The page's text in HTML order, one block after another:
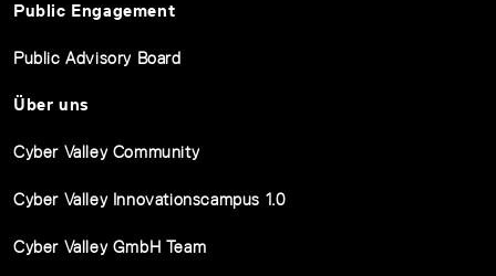
Public Engagement
Public Advisory Board
Über uns
Cyber Valley Community
Cyber Valley Innovationscampus 1.0
Cyber Valley GmbH Team